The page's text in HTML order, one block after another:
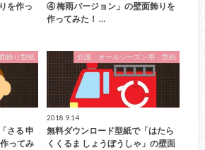
を作っ
④ 梅雨バージョン」の壁面飾りを
作ってみた！ …
飾り型紙
さる 申
ってみ
介護 オールシーズン用 型紙
2018.9.14
無料ダウンロード型紙で「はたら
くくるま しょうぼうしゃ」の壁面